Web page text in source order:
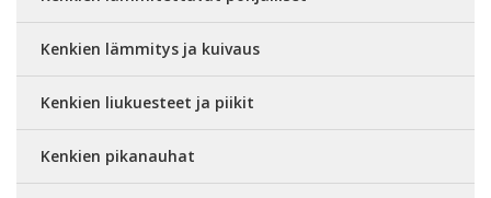
Kenkien lämmitys ja kuivaus
Kenkien liukuesteet ja piikit
Kenkien pikanauhat